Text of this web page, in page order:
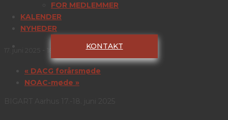
FOR MEDLEMMER
KALENDER
NYHEDER
KONTAKT
BIGART
« DACG forårsmøde
NOAC-møde »
BIGART Aarhus 17.-18. juni 2025